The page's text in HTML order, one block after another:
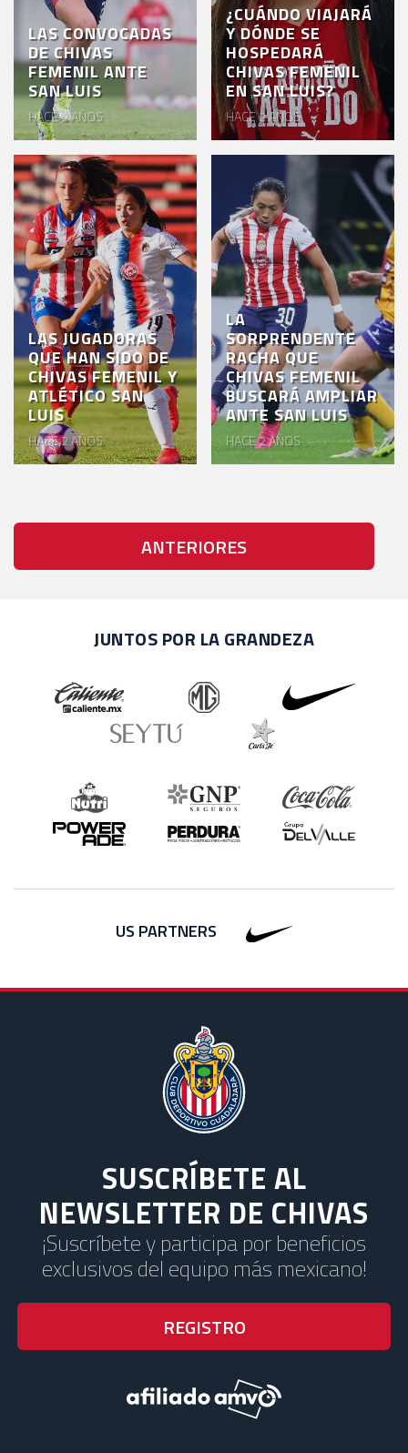
LAS CONVOCADAS
DE CHIVAS
FEMENIL ANTE
SAN LUIS
HACE 2 AÑOS
¿CUÁNDO VIAJARÁ
Y DÓNDE SE
HOSPEDARÁ
CHIVAS FEMENIL
EN SAN LUIS?
HACE 2 AÑOS
LAS JUGADORAS
QUE HAN SIDO DE
CHIVAS FEMENIL Y
ATLÉTICO SAN
LUIS
HACE 2 AÑOS
LA
SORPRENDENTE
RACHA QUE
CHIVAS FEMENIL
BUSCARÁ AMPLIAR
ANTE SAN LUIS
HACE 2 AÑOS
ANTERIORES
JUNTOS POR LA GRANDEZA
US PARTNERS
SUSCRÍBETE AL
NEWSLETTER DE CHIVAS
¡Suscríbete y participa por beneficios
exclusivos del equipo más mexicano!